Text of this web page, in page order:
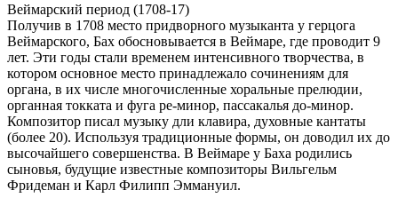
Веймарский период (1708-17)
Получив в 1708 место придворного музыканта у герцога
Веймарского, Бах обосновывается в Веймаре, где проводит 9
лет. Эти годы стали временем интенсивного творчества, в
котором основное место принадлежало сочинениям для
органа, в их числе многочисленные хоральные прелюдии,
органная токката и фуга ре-минор, пассакалья до-минор.
Композитор писал музыку дли клавира, духовные кантаты
(более 20). Используя традиционные формы, он доводил их до
высочайшего совершенства. В Веймаре у Баха родились
сыновья, будущие известные композиторы Вильгельм
Фридеман и Карл Филипп Эммануил.